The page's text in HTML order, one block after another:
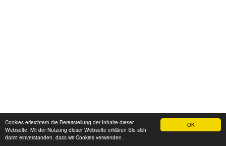
OK
Cookies erleichtern die Bereitstellung der Inhalte dieser
Webseite. Mit der Nutzung dieser Webseite erklären Sie sich
damit einverstanden, dass wir Cookies verwenden.